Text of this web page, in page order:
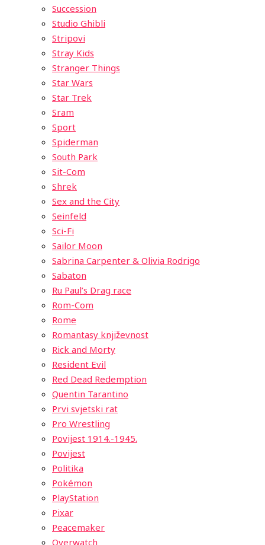
Succession
Studio Ghibli
Stripovi
Stray Kids
Stranger Things
Star Wars
Star Trek
Sram
Sport
Spiderman
South Park
Sit-Com
Shrek
Sex and the City
Seinfeld
Sci-Fi
Sailor Moon
Sabrina Carpenter & Olivia Rodrigo
Sabaton
Ru Paul’s Drag race
Rom-Com
Rome
Romantasy književnost
Rick and Morty
Resident Evil
Red Dead Redemption
Quentin Tarantino
Prvi svjetski rat
Pro Wrestling
Povijest 1914.-1945.
Povijest
Politika
Pokémon
PlayStation
Pixar
Peacemaker
Overwatch